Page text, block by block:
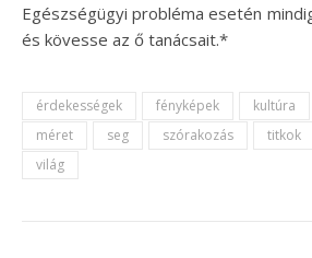
Egészségügyi probléma esetén
és kövesse az ő tanácsait.*
érdekességek fényképek kultúra
méret
seg szórakozás titkok
világ